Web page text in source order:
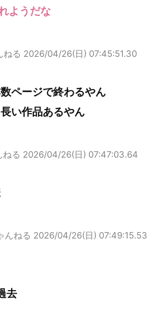
ようだな
ねる 2026/04/26(日) 07:45:51.30
ページで終わるやん
い作品あるやん
る 2026/04/26(日) 07:47:03.64
んねる 2026/04/26(日) 07:49:15.53
去